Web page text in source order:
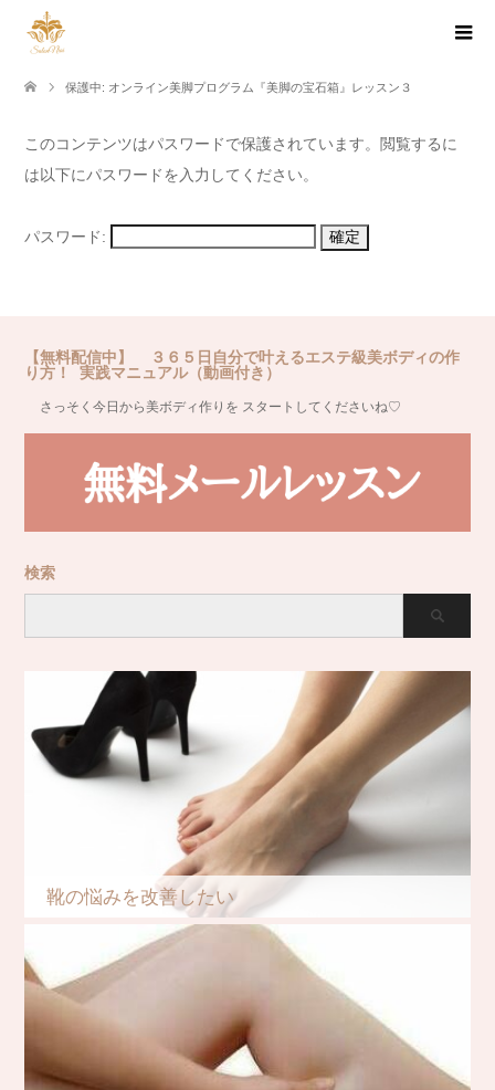
保護中: オンライン美脚プログラム『美脚の宝石箱』レッスン３
このコンテンツはパスワードで保護されています。閲覧するに
は以下にパスワードを入力してください。
パスワード:
【無料配信中】 ３６５日自分で叶えるエステ級美ボディの作
り方！ 実践マニュアル（動画付き）
さっそく今日から美ボディ作りを スタートしてくださいね♡
検索
靴の悩みを改善したい